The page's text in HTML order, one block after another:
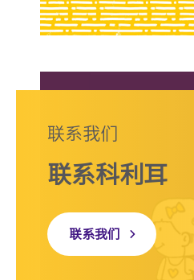
联系我们
联系科利耳
联系我们